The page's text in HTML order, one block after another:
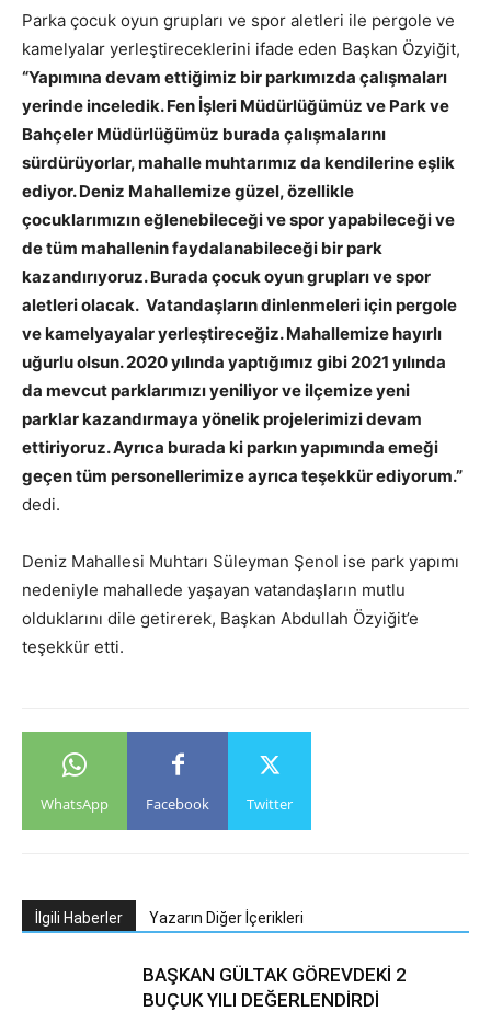
Parka çocuk oyun grupları ve spor aletleri ile pergole ve
kamelyalar yerleştireceklerini ifade eden Başkan Özyiğit,
“Yapımına devam ettiğimiz bir parkımızda çalışmaları
yerinde inceledik. Fen İşleri Müdürlüğümüz ve Park ve
Bahçeler Müdürlüğümüz burada çalışmalarını
sürdürüyorlar, mahalle muhtarımız da kendilerine eşlik
ediyor. Deniz Mahallemize güzel, özellikle
çocuklarımızın eğlenebileceği ve spor yapabileceği ve
de tüm mahallenin faydalanabileceği bir park
kazandırıyoruz. Burada çocuk oyun grupları ve spor
aletleri olacak. Vatandaşların dinlenmeleri için pergole
ve kamelyayalar yerleştireceğiz. Mahallemize hayırlı
uğurlu olsun. 2020 yılında yaptığımız gibi 2021 yılında
da mevcut parklarımızı yeniliyor ve ilçemize yeni
parklar kazandırmaya yönelik projelerimizi devam
ettiriyoruz. Ayrıca burada ki parkın yapımında emeği
geçen tüm personellerimize ayrıca teşekkür ediyorum.”
dedi.
Deniz Mahallesi Muhtarı Süleyman Şenol ise park yapımı
nedeniyle mahallede yaşayan vatandaşların mutlu
olduklarını dile getirerek, Başkan Abdullah Özyiğit’e
teşekkür etti.
WhatsApp Facebook Twitter
İlgili Haberler Yazarın Diğer İçerikleri
BAŞKAN GÜLTAK GÖREVDEKİ 2
BUÇUK YILI DEĞERLENDİRDİ